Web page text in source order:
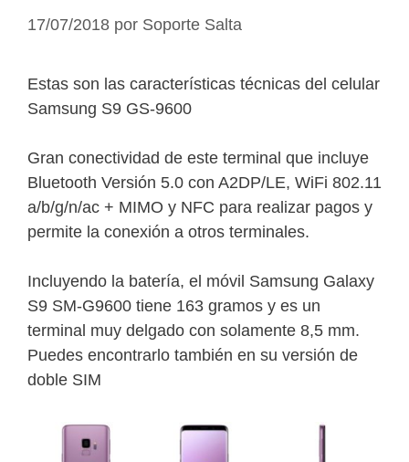
17/07/2018 por Soporte Salta
Estas son las características técnicas del celular
Samsung S9 GS-9600
Gran conectividad de este terminal que incluye
Bluetooth Versión 5.0 con A2DP/LE, WiFi 802.11
a/b/g/n/ac + MIMO y NFC para realizar pagos y
permite la conexión a otros terminales.
Incluyendo la batería, el móvil Samsung Galaxy
S9 SM-G9600 tiene 163 gramos y es un
terminal muy delgado con solamente 8,5 mm.
Puedes encontrarlo también en su versión de
doble SIM